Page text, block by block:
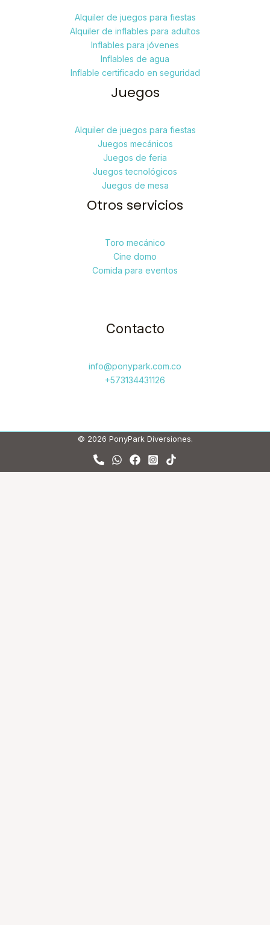
Alquiler de juegos para fiestas
Alquiler de inflables para adultos
Inflables para jóvenes
Inflables de agua
Inflable certificado en seguridad
Juegos
Alquiler de juegos para fiestas
Juegos mecánicos
Juegos de feria
Juegos tecnológicos
Juegos de mesa
Otros servicios
Toro mecánico
Cine domo
Comida para eventos
Contacto
info@ponypark.com.co
+573134431126
© 2026 PonyPark Diversiones.